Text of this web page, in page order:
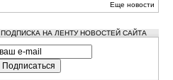
Еще новости
ПОДПИСКА НА ЛЕНТУ НОВОСТЕЙ САЙТА